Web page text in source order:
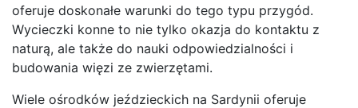
oferuje doskonałe warunki do tego typu przygód.
Wycieczki konne to nie tylko okazja do kontaktu z
naturą, ale także do nauki odpowiedzialności i
budowania więzi ze zwierzętami.
Wiele ośrodków jeździeckich na Sardynii oferuje